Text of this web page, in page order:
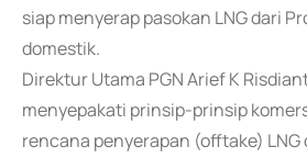
siap menyerap pasokan LNG dari
domestik.
Direktur Utama PGN Arief K
menyepakati prinsip-prinsip
rencana penyerapan (offtake) LNG